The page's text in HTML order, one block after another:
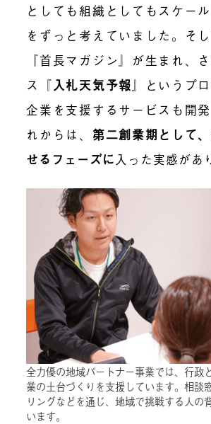
としても組織としてもスケー
をずっと考えていました。そ
『首長マガジン』が生まれ、
ス『 入札天気予報 』というプ
企業を支援するサービスも開
れからは、 第二創業期として
せるフェーズに 入った実感があ
全力優の地域パートナー事業では、行政
業の土台づくりを支援しています。相談
リングなどを通じ、地域で挑戦する人の
います。